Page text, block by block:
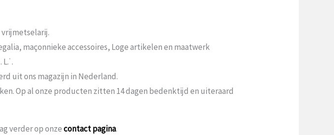
maçonnieke accessoires, Loge artikelen en maatwerk
uit ons magazijn in Nederland.
Op al onze producten zitten 14 dagen bedenktijd en uiteraard
verder op onzecontact pagina.